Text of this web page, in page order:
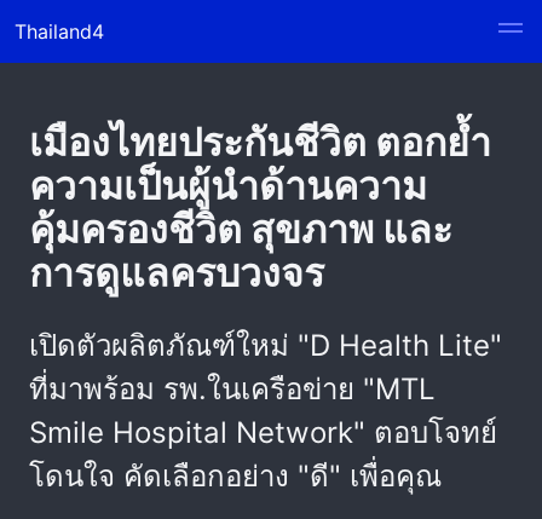
Thailand4
เมืองไทยประกันชีวิต ตอกย้ำ
ความเป็นผู้นำด้านความ
คุ้มครองชีวิต สุขภาพ และ
การดูแลครบวงจร
เปิดตัวผลิตภัณฑ์ใหม่ "D Health Lite"
ที่มาพร้อม รพ.ในเครือข่าย "MTL
Smile Hospital Network" ตอบโจทย์
โดนใจ คัดเลือกอย่าง "ดี" เพื่อคุณ